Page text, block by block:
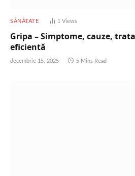
SĂNĂTATE 1Views
Gripa – Simptome, cauze,
eficientă
decembrie 15, 2025 5 Mins Read